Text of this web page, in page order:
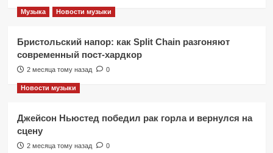
Музыка Новости музыки
Бристольский напор: как Split Chain разгоняют
современный пост-хардкор
2 месяца тому назад 0
Новости музыки
Джейсон Ньюстед победил рак горла и вернулся на
сцену
2 месяца тому назад 0